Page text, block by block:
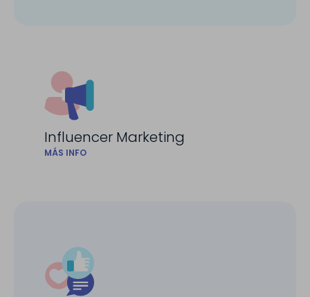
Influencer Marketing
MÁS INFO